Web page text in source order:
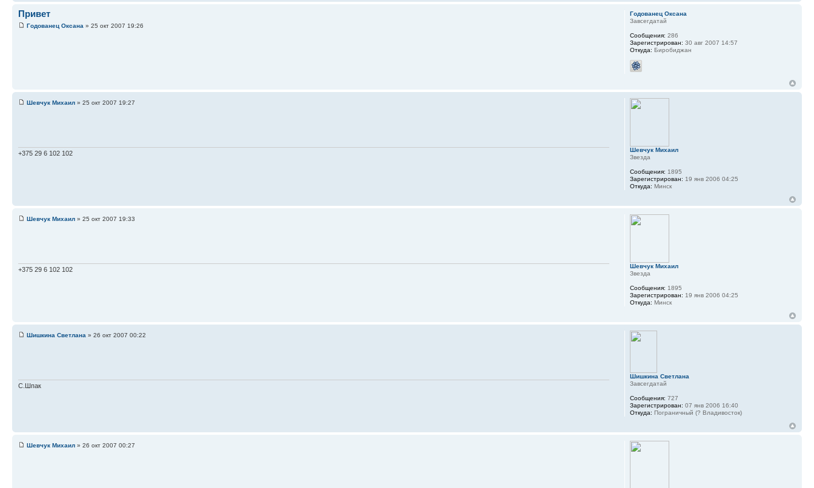
Привет
Годованец Оксана » 25 окт 2007 19:26
Годованец Оксана
Завсегдатай
Сообщения: 286
Зарегистрирован: 30 авг 2007 14:57
Откуда: Биробиджан
Шевчук Михаил » 25 окт 2007 19:27
+375 29 6 102 102
Шевчук Михаил
Звезда
Сообщения: 1895
Зарегистрирован: 19 янв 2006 04:25
Откуда: Минск
Шевчук Михаил » 25 окт 2007 19:33
+375 29 6 102 102
Шевчук Михаил
Звезда
Сообщения: 1895
Зарегистрирован: 19 янв 2006 04:25
Откуда: Минск
Шишкина Светлана » 26 окт 2007 00:22
С.Шпак
Шишкина Светлана
Завсегдатай
Сообщения: 727
Зарегистрирован: 07 янв 2006 16:40
Откуда: Пограничный (? Владивосток)
Шевчук Михаил » 26 окт 2007 00:27